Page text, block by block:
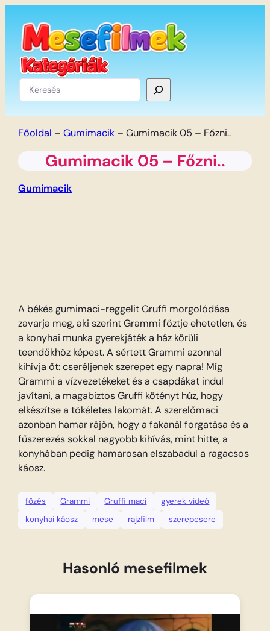
tartalomhoz
Keresés
Főoldal –Gumimacik –Gumimacik 05 – Főzni..
Gumimacik 05 – Főzni..
Gumimacik
A békés gumimaci-reggelit Gruffi morgolódása
zavarja meg, aki szerint Grammi főztje ehetetlen, és
a konyhai munka gyerekjáték a ház körüli
teendőkhöz képest. A sértett Grammi azonnal
kihívja őt: cseréljenek szerepet egy napra! Míg
Grammi a vízvezetékeket és a csapdákat indul
javítani, a magabiztos Gruffi kötényt húz, hogy
elkészítse a tökéletes lakomát. A szerelőmaci
azonban hamar rájön, hogy a fakanál forgatása és a
fűszerezés sokkal nagyobb kihívás, mint hitte, a
konyhában pedig hamarosan elszabadul a ragacsos
káosz.
főzés Grammi Gruffi maci
gyerek videó
konyhai káosz
mese rajzfilm szerepcsere
Hasonló mesefilmek